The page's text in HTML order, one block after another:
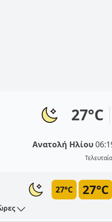
27°C
Ανατολή Ηλίου
27°C
27°C